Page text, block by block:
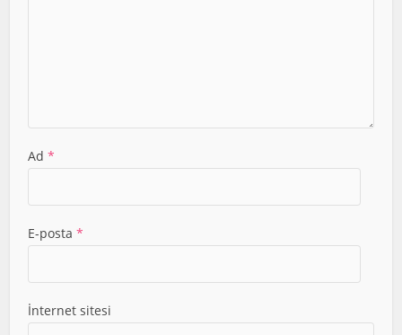
Ad*
E-posta*
İnternet sitesi